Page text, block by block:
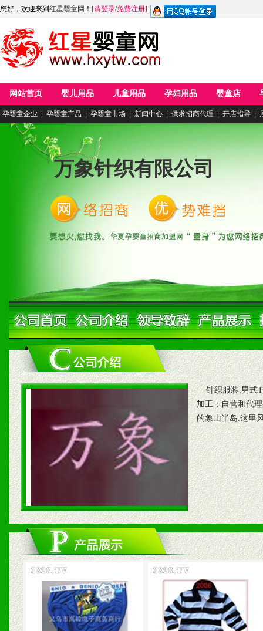
您好，欢迎来到 红星婴童网 ！ [请登录/免费注册]
网站首页 婴儿用品 儿童用品 孕妇用品 婴童店
孕婴童企业 ┆ 孕婴童产品 ┆ 孕婴童市场 ┆ 新闻中心 ┆ 供求招商代理 ┆ 开店指导 ┆
万象针织有限公司
针织服装;男式T
加工；自营和代
的象山半岛.这里